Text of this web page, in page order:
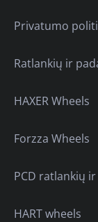
Privatumo
Ratlankių ir
HAXER Wheels
Forzza Wheels
PCD ratlankių
HART wheels